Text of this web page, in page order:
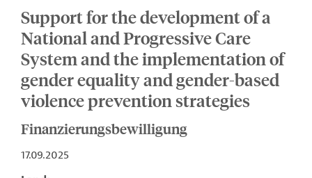
Support for the development of a
National and Progressive Care
System and the implementation of
gender equality and gender-based
violence prevention strategies
Finanzierungsbewilligung
17.09.2025